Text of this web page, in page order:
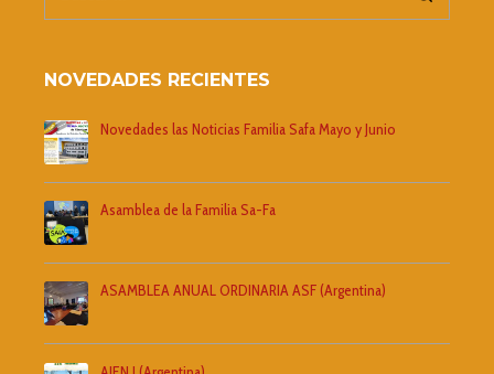
NOVEDADES RECIENTES
Novedades las Noticias Familia Safa Mayo y Junio
Asamblea de la Familia Sa-Fa
ASAMBLEA ANUAL ORDINARIA ASF (Argentina)